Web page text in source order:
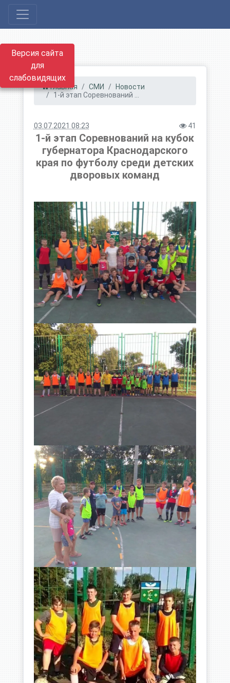
Версия сайта
для
слабовидящих
Главная СМИ
Новости
1-й этап Соревнований ...
03.07.2021 08:23 41
1-й этап Соревнований на кубок
губернатора Краснодарского
края по футболу среди детских
дворовых команд